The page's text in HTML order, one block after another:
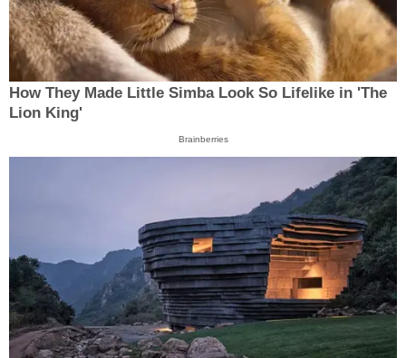
How They Made Little Simba Look So Lifelike in 'The
Lion King'
Brainberries